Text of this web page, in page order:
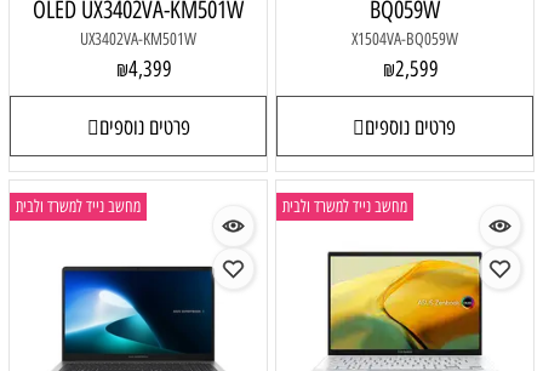
BQ059W
X1504VA-BQ059W
₪2,599
פרטים נוספים
OLED UX3402VA-KM501W
UX3402VA-KM501W
₪4,399
פרטים נוספים
מחשב נייד למשרד ולבית מחשב נייד למשרד ולבית